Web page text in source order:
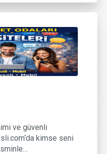
ve güvenli
kimse seni